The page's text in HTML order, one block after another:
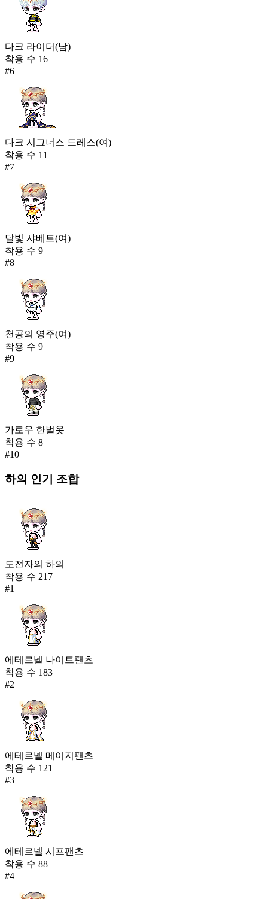
다크 라이더(남)
착용 수 16
#6
다크 시그너스 드레스(여)
착용 수 11
#7
달빛 샤베트(여)
착용 수 9
#8
천공의 영주(여)
착용 수 9
#9
가로우 한벌옷
착용 수 8
#10
하의 인기 조합
도전자의 하의
착용 수 217
#1
에테르넬 나이트팬츠
착용 수 183
#2
에테르넬 메이지팬츠
착용 수 121
#3
에테르넬 시프팬츠
착용 수 88
#4